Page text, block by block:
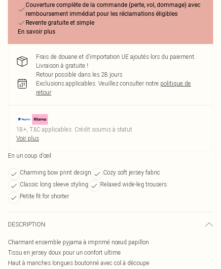
Couverture complète de la commande (perte, vol, dommage) avec
remboursement immédiat pour les réclamations éligibles
Revente gratuite et simple
En savoir plus
Frais de douane et d’importation UE ajoutés lors du paiement.
Livraison à gratuite !
Retour possible dans les 28 jours
Exclusions applicables. Veuillez consulter notre politique de
retour
18+, T&C applicables. Crédit soumis à statut
Voir plus
En un coup d’œil
Charming bow print design
Cozy soft jersey fabric
Classic long sleeve styling
Relaxed wide-leg trousers
Petite fit for shorter
DESCRIPTION
Charmant ensemble pyjama à imprimé nœud papillon
Tissu en jersey doux pour un confort ultime
Haut à manches longues boutonné avec col à découpe